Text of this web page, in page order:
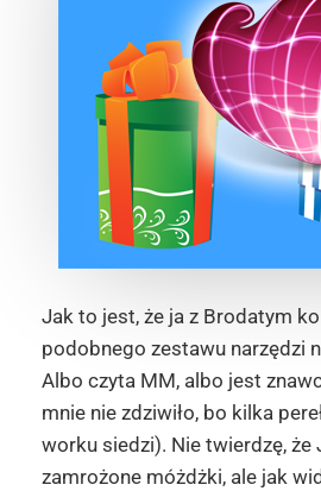
Jak to jest, że ja z Brodatym
podobnego zestawu narzędzi
Albo czyta MM, albo jest
mnie nie zdziwiło, bo kilka
worku siedzi). Nie twierdzę,
zamrożone móżdżki, ale jak